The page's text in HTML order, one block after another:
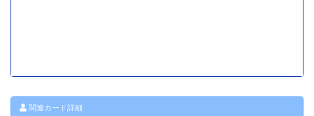
関連カード詳細